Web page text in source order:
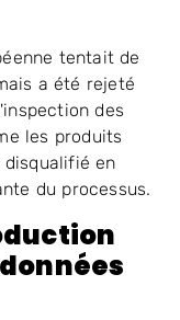
tentait de
a été rejeté
des
les produits
en
du processus.